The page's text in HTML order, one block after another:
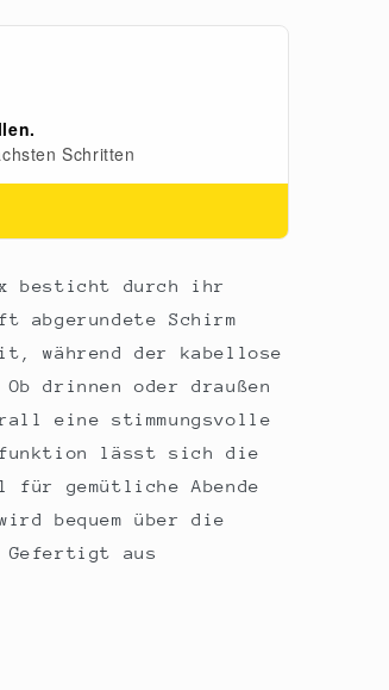
besticht durch ihr
abgerundete Schirm
während der kabellose
drinnen oder draußen 
eine stimmungsvolle
lässt sich die
gemütliche Abende
bequem über die
Gefertigt aus